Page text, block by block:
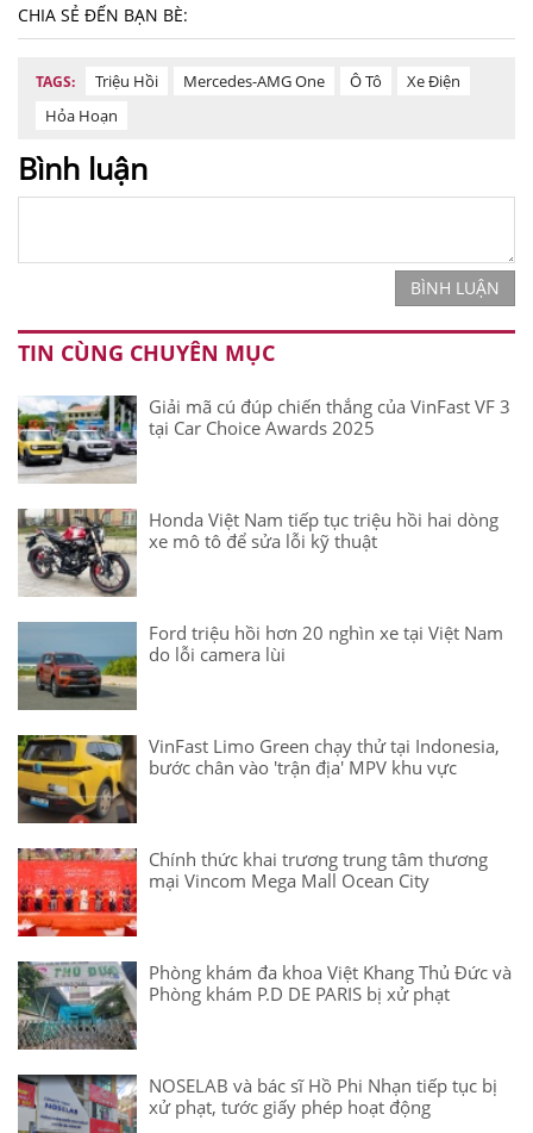
CHIA SẺ ĐẾN BẠN BÈ:
TAGS: Triệu Hồi Mercedes-AMG One Ô Tô
Xe Điện
Hỏa Hoạn
Bình luận
BÌNH LUẬN
TIN CÙNG CHUYÊN MỤC
Giải mã cú đúp chiến thắng của VinFast VF 3
tại Car Choice Awards 2025
Honda Việt Nam tiếp tục triệu hồi hai dòng
xe mô tô để sửa lỗi kỹ thuật
Ford triệu hồi hơn 20 nghìn xe tại Việt Nam
do lỗi camera lùi
VinFast Limo Green chạy thử tại Indonesia,
bước chân vào 'trận địa' MPV khu vực
Chính thức khai trương trung tâm thương
mại Vincom Mega Mall Ocean City
Phòng khám đa khoa Việt Khang Thủ Đức và
Phòng khám P.D DE PARIS bị xử phạt
NOSELAB và bác sĩ Hồ Phi Nhạn tiếp tục bị
xử phạt, tước giấy phép hoạt động